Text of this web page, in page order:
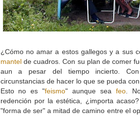
¿Cómo no amar a estos gallegos y a sus
mantelde cuadros. Con su plan de comer
aun a pesar del tiempo incierto.
circunstancias de hacer lo que se pueda
Esto no es "feismo" aunque sea feo.
redención por la estética, ¿importa
"forma de ser" a mitad de camino entre el